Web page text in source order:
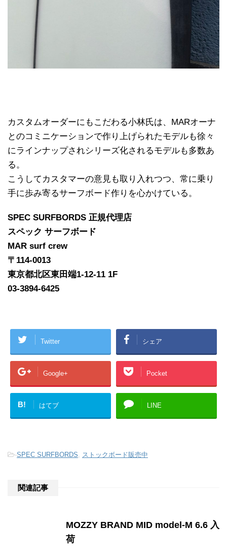
カスタムオーダーにもこだわる小林氏は、MARオーナ
とのコミニケーションで作り上げられたモデルも徐々
にラインナップされシリーズ化されるモデルも多数あ
る。
こうしてカスタマーの意見も取り入れつつ、常に乗り
手に歩み寄るサーフボード作りを心かけている。
SPEC SURFBORDS 正規代理店
スペック サーフボード
MAR surf crew
〒114-0013
東京都北区東田端1-12-11 1F
03-3894-6425
Twitter シェア
Google+ Pocket
B! はてブ LINE
-SPEC SURFBORDS, ストックボード販売中
関連記事
MOZZY BRAND MID model-M 6.6 入
荷